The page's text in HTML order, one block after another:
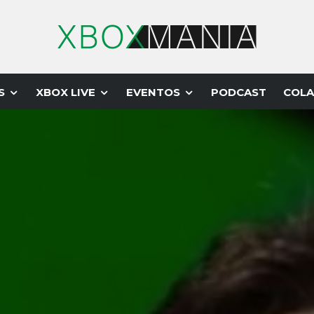
XBOX LIVE EVENTOS PODCAST